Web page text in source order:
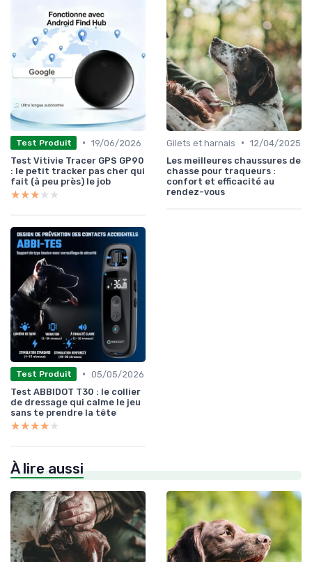
Test Produit • 19/06/2026
Test Vitivie Tracer GPS GP90
: le petit tracker pas cher qui
fait (à peu près) le job
★★★★★
★★★★★
Gilets et harnais • 12/04/2025
Les meilleures chaussures de
chasse pour traqueurs :
confort et efficacité au
rendez-vous
Test Produit • 05/05/2026
Test ABBIDOT T30 : le collier
de dressage qui calme le jeu
sans te prendre la tête
★★★★★
★★★★★
À lire aussi